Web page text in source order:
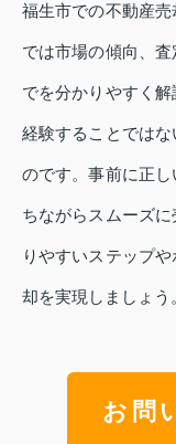
福生市での不動産
では市場の傾向、
でを分かりやすく
経験することでは
のです。事前に正
ちながらスムーズ
りやすいステップ
却を実現しましょう
お問